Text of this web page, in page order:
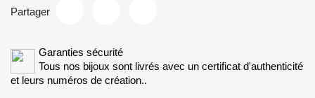
Partager
Garanties sécurité
Tous nos bijoux sont livrés avec un certificat d'authenticité
et leurs numéros de création..